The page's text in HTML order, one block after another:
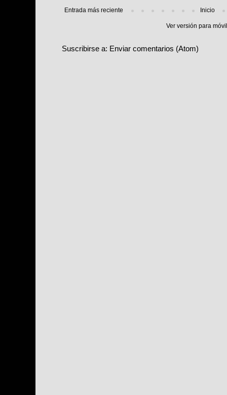
Entrada más reciente Inicio
Ver versión para
Suscribirse a: Enviar comentarios (Atom)